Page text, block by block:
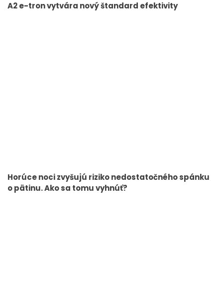
A2 e-tron vytvára nový štandard efektivity
Horúce noci zvyšujú riziko nedostatočného spánku
o pätinu. Ako sa tomu vyhnúť?